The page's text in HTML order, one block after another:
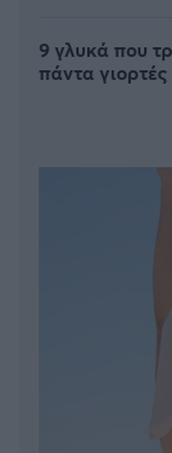
9 γλυκά που
πάντα